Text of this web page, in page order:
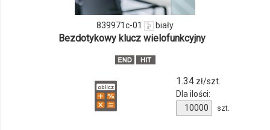
produktu
839971c-
01
839971c-01 biały
Bezdotykowy klucz wielofunkcyjny
1.34zł/szt.
Dla ilości:
Ilość
produktu
szt.